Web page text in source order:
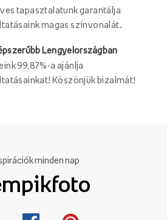
tapasztalatunk garantálja
magas színvonalát.
Lengyelországban
99,87%-a ajánlja
Köszönjük bizalmát!
minden nap